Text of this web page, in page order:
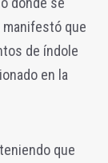
que
de índole
en la
que